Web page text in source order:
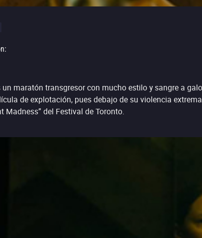
:
maratón transgresor con mucho estilo y sangre a
de explotación, pues debajo de su violencia
Madness” del Festival de Toronto.